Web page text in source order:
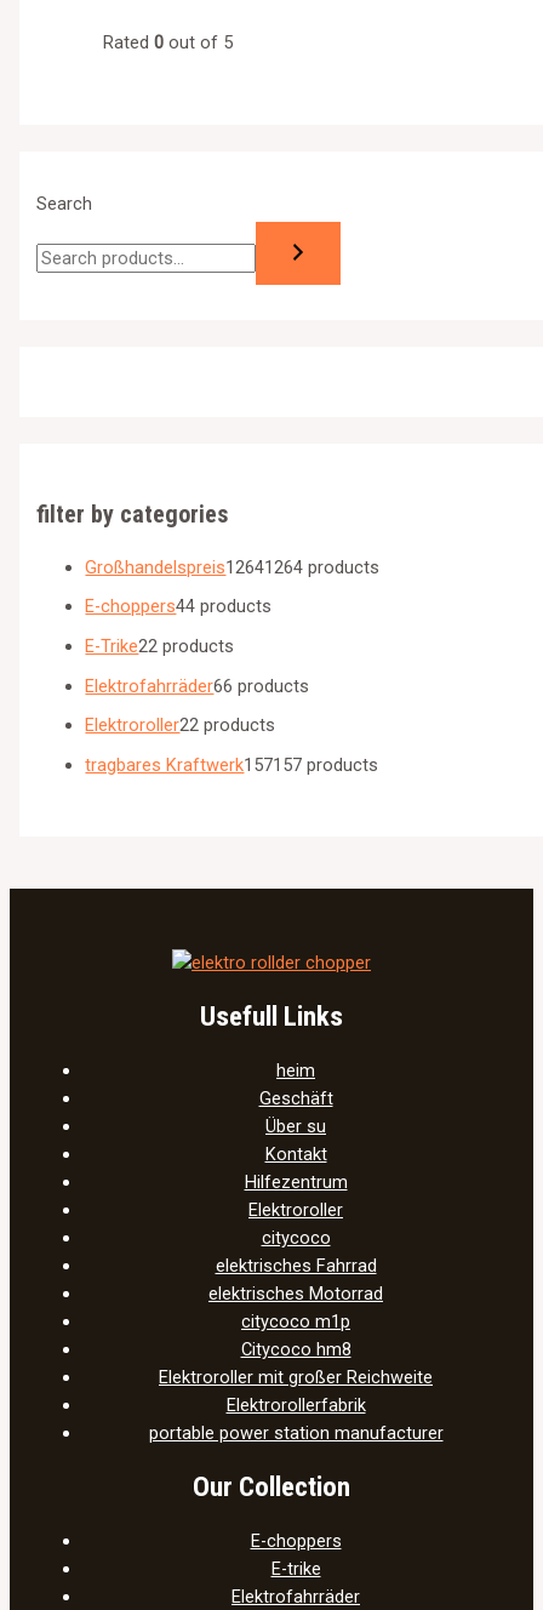
Search
filter by categories
Großhandelspreis12641264 products
E-choppers44 products
E-Trike22 products
Elektrofahrräder66 products
Elektroroller22 products
tragbares Kraftwerk157157 products
Rated0 out of 5
Usefull Links
heim
Geschäft
Über su
Kontakt
Hilfezentrum
Elektroroller
citycoco
elektrisches Fahrrad
elektrisches Motorrad
citycoco m1p
Citycoco hm8
Elektroroller mit großer Reichweite
Elektrorollerfabrik
portable power station manufacturer
Our Collection
E-choppers
E-trike
Elektrofahrräder